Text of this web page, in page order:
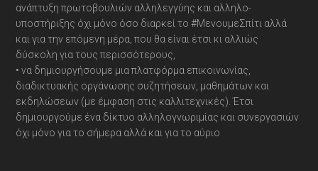
ανάπτυξη πρωτοβουλιών αλληλεγγύης και αλληλο-
υποστήριξης όχι μόνο όσο διαρκεί το #ΜενουμεΣπίτι αλλά
και για την επόμενη μέρα, που θα είναι έτσι κι αλλιώς
δύσκολη για τους περισσότερους,
• να δημιουργήσουμε μια πλατφόρμα επικοινωνίας,
διαδικτυακής οργάνωσης συζητήσεων, μαθημάτων και
εκδηλώσεων (με έμφαση στις καλλιτεχνικές). Έτσι
δημιουργούμε ένα δίκτυο αλληλογνωριμίας και συνεργασιών
όχι μόνο για το σήμερα αλλά και για το αύριο